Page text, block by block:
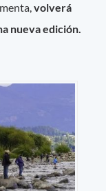
volverá
nueva edición.